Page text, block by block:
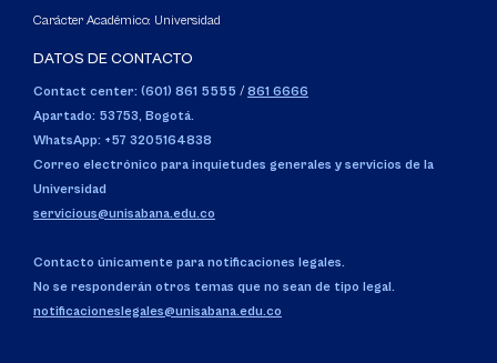
Carácter Académico: Universidad
DATOS DE CONTACTO
Contact center: (601) 861 5555 / 861 6666
Apartado: 53753, Bogotá.
WhatsApp: +57 3205164838
Correo electrónico para inquietudes generales y servicios de la
Universidad
servicious@unisabana.edu.co
Contacto únicamente para notificaciones legales.
No se responderán otros temas que no sean de tipo legal.
notificacioneslegales@unisabana.edu.co